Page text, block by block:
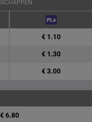
€ 1.10
€ 1.30
€ 3.00
€ 6.80